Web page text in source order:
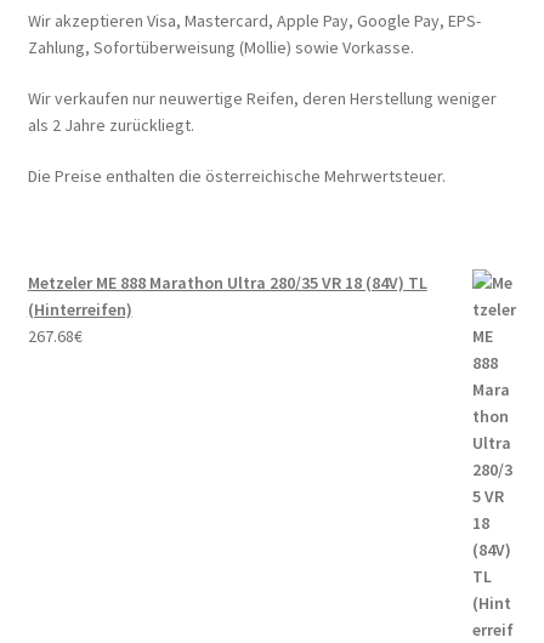
Wir akzeptieren Visa, Mastercard, Apple Pay, Google Pay, EPS-
Zahlung, Sofortüberweisung (Mollie) sowie Vorkasse.
Wir verkaufen nur neuwertige Reifen, deren Herstellung weniger
als 2 Jahre zurückliegt.
Die Preise enthalten die österreichische Mehrwertsteuer.
Metzeler ME 888 Marathon Ultra 280/35 VR 18 (84V) TL
(Hinterreifen)
267.68€